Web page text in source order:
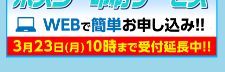
29日（日）会期終了まで）
2025.12.15
演題募集（公募）を締め切りました。多数のご応募
ありがとうございました。